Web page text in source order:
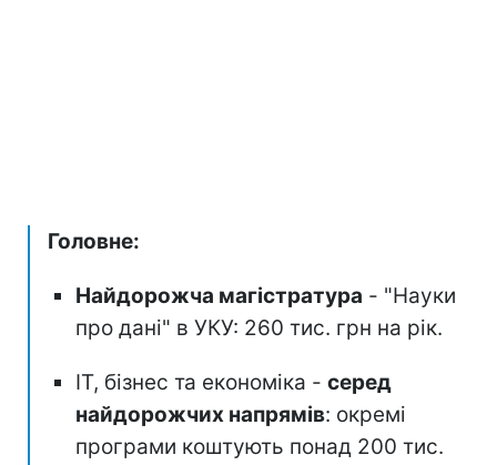
Головне:
Найдорожча магістратура - "Науки
про дані" в УКУ: 260 тис. грн на рік.
ІТ, бізнес та економіка - серед
найдорожчих напрямів: окремі
програми коштують понад 200 тис.